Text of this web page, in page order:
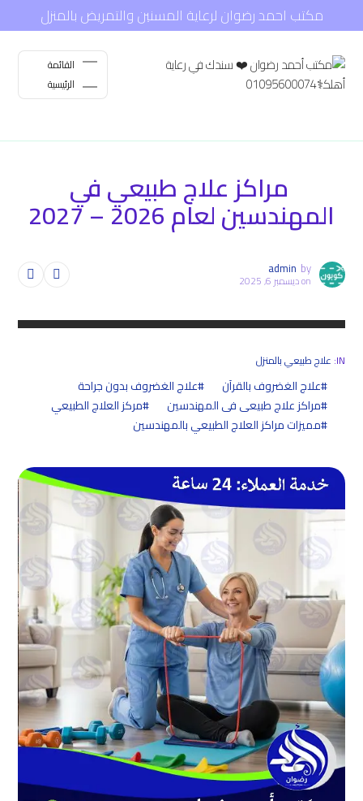
مكتب احمد رضوان لرعاية المسنين والتمريض بالمنزل
القائمة
الرئيسية
مراكز علاج طبيعي في
المهندسين لعام 2026 – 2027
by
admin
onديسمبر 6, 2025
IN: علاج طبيعي بالمنزل
علاج الغضروف بالقرآن
علاج الغضروف بدون جراحة
مراكز علاج طبيعى فى المهندسين
مركز العلاج الطبيعي
مميزات مراكز العلاج الطبيعي بالمهندسين